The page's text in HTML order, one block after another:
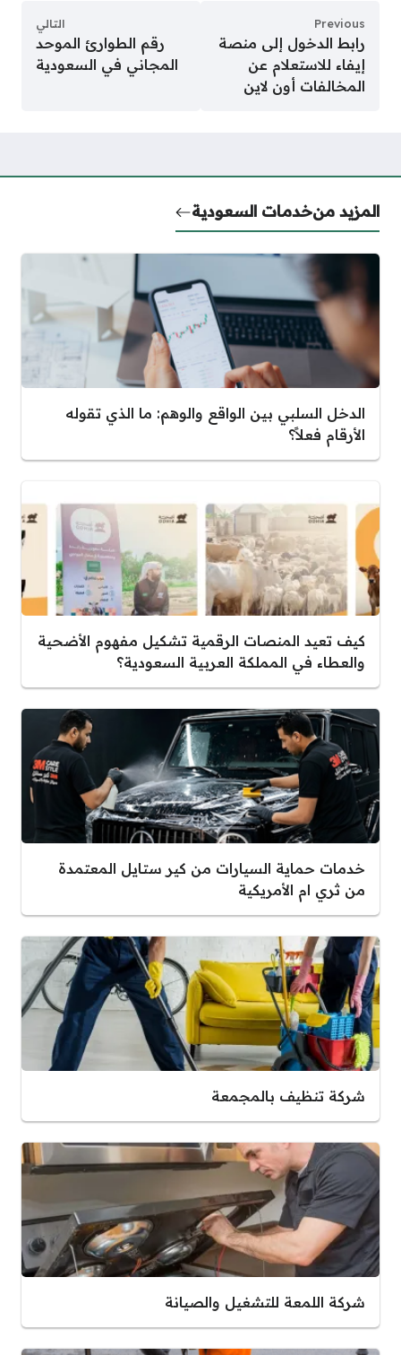
Previous
رابط الدخول إلى منصة
إيفاء للاستعلام عن
المخالفات أون لاين
التالي
رقم الطوارئ الموحد
المجاني في السعودية
المزيد منخدمات السعودية
الدخل السلبي بين الواقع والوهم: ما الذي تقوله
الأرقام فعلاً؟
كيف تعيد المنصات الرقمية تشكيل مفهوم الأضحية
والعطاء في المملكة العربية السعودية؟
خدمات حماية السيارات من كير ستايل المعتمدة
من ثري ام الأمريكية
شركة تنظيف بالمجمعة
شركة اللمعة للتشغيل والصيانة